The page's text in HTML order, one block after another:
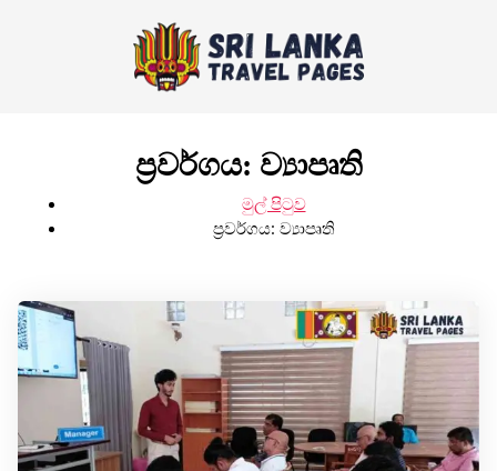
ප්‍රවර්ගය: ව්‍යාපෘති
මුල් පිටුව
ප්‍රවර්ගය: ව්‍යාපෘති